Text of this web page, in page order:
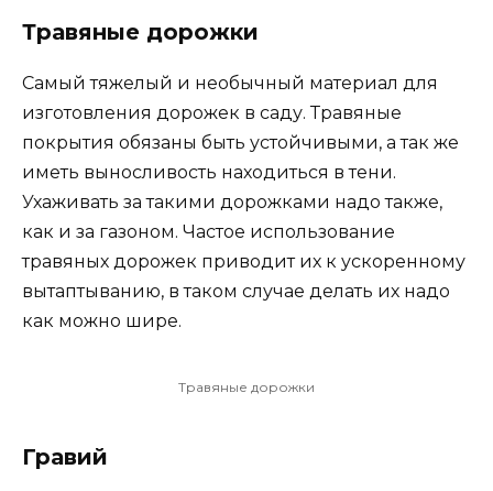
Травяные дорожки
Самый тяжелый и необычный материал для
изготовления дорожек в саду. Травяные
покрытия обязаны быть устойчивыми, а так же
иметь выносливость находиться в тени.
Ухаживать за такими дорожками надо также,
как и за газоном. Частое использование
травяных дорожек приводит их к ускоренному
вытаптыванию, в таком случае делать их надо
как можно шире.
Травяные дорожки
Гравий